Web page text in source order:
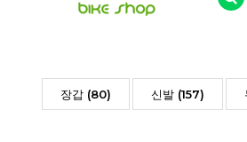
장갑 (80) 신발 (157)